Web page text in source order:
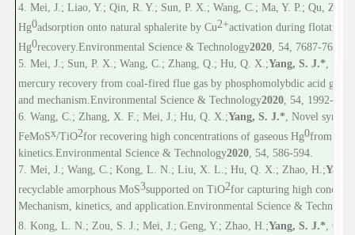
4. Mei, J.; Liao, Y.; Qin, R. Y.; Sun, P. X.; Wang, C.; Ma, Y. P.; Qu, Z.*;
Hg0adsorption onto natural sphalerite by Cu2+activation during flotation:
Hg0recovery. Environmental Science & Technology2020 , 54, 7687-7696.
5. Mei, J.; Sun, P. X.; Wang, C.; Zhang, Q.; Hu, Q. X.;Yang, S. J.*
mercury recovery from coal-fired flue gas by phosphomolybdic acid
and mechanism. Environmental Science & Technology2020 , 54, 1992-
6. Wang, C.; Zhang, X. F.; Mei, J.; Hu, Q. X.;Yang, S. J.* , Novel
FeMoSx/TiO2for recovering high concentrations of gaseous Hg0from
kinetics. Environmental Science & Technology2020 , 54, 586-594.
7. Mei, J.; Wang, C.; Kong, L. N.; Liu, X. L.; Hu, Q. X.; Zhao, H.;
recyclable amorphous MoS3supported on TiO2for capturing high
Mechanism, kinetics, and application. Environmental Science &
8. Kong, L. N.; Zou, S. J.; Mei, J.; Geng, Y.; Zhao, H.;Yang, S. J.* ,